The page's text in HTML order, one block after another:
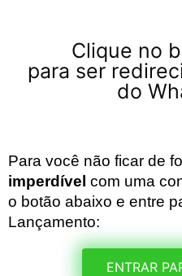
Clique no
para ser
do
Para você não ficar de
imperdível com uma
o botão abaixo e entre
Lançamento:
ENTRAR